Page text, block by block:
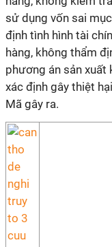
sử dụng vốn sai
định tình hình tài
hàng, không thẩm
phương án sản xuất
xác định gây thiệt
Mã gây ra.